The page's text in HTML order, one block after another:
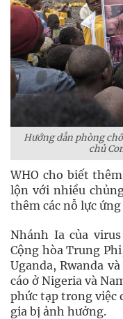
Hướng dẫn phòng
chủ
WHO cho biết
lộn với nhiều
thêm các nỗ lực
Nhánh Ia của
Cộng hòa Trung
Uganda, Rwanda
cáo ở Nigeria và
phức tạp trong việc
gia bị ảnh hưởng.